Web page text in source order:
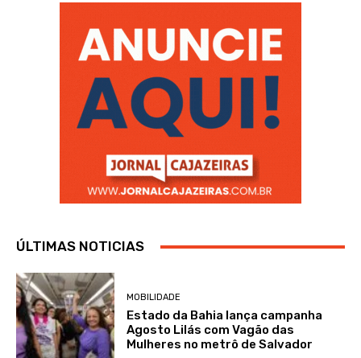
ÚLTIMAS NOTICIAS
MOBILIDADE
Estado da Bahia lança campanha
Agosto Lilás com Vagão das
Mulheres no metrô de Salvador